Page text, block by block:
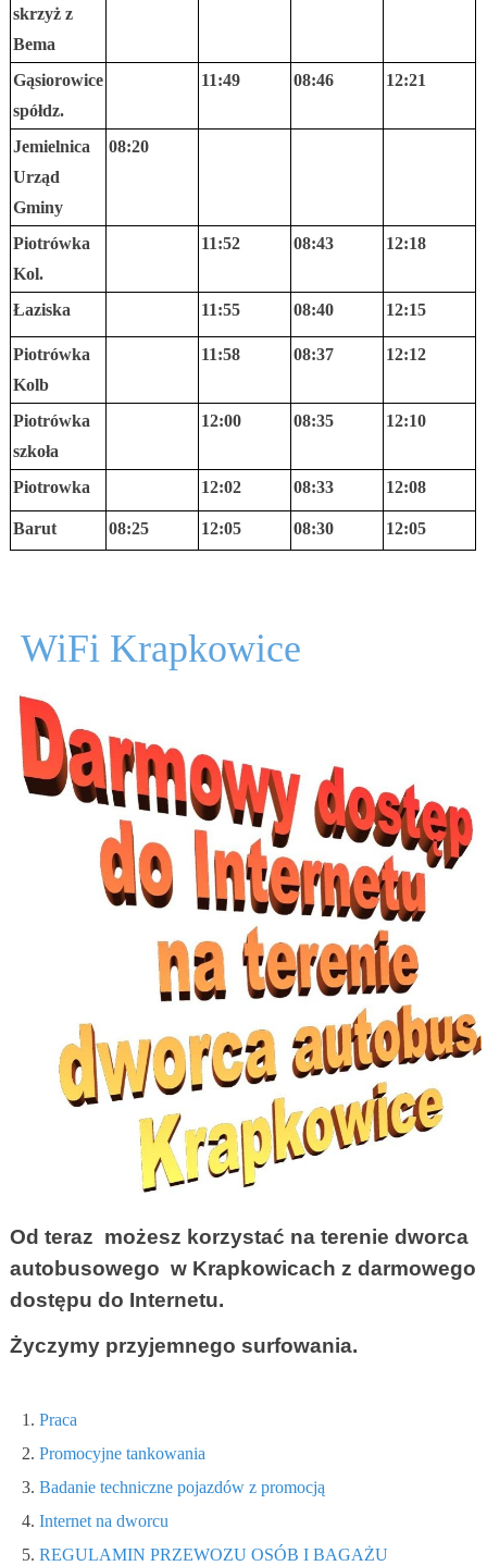
skrzyż z
Bema
Gąsiorowice
spółdz.
11:49 08:46 12:21
Jemielnica
Urząd
Gminy
08:20
Piotrówka
Kol.
11:52 08:43 12:18
Łaziska 11:55 08:40 12:15
Piotrówka
Kolb
11:58 08:37 12:12
Piotrówka
szkoła
12:00 08:35 12:10
Piotrowka 12:02 08:33 12:08
Barut 08:25 12:05 08:30 12:05
WiFi Krapkowice
Od teraz możesz korzystać na terenie dworca
autobusowego w Krapkowicach z darmowego
dostępu do Internetu.
Życzymy przyjemnego surfowania.
Praca
Promocyjne tankowania
Badanie techniczne pojazdów z promocją
Internet na dworcu
REGULAMIN PRZEWOZU OSÓB I BAGAŻU